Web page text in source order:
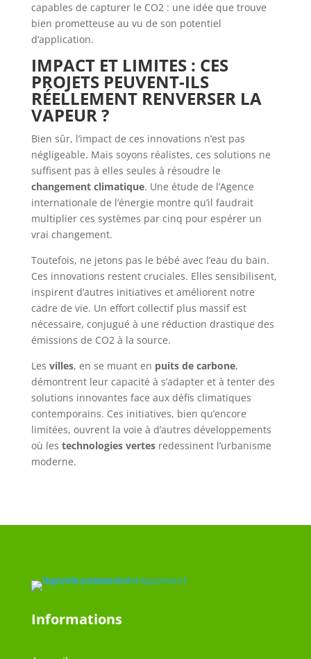
capables de capturer le CO2 : une idée que trouve
bien prometteuse au vu de son potentiel
d’application.
IMPACT ET LIMITES : CES
PROJETS PEUVENT-ILS
RÉELLEMENT RENVERSER LA
VAPEUR ?
Bien sûr, l’impact de ces innovations n’est pas
négligeable. Mais soyons réalistes, ces solutions ne
suffisent pas à elles seules à résoudre le
changement climatique. Une étude de l’Agence
internationale de l’énergie montre qu’il faudrait
multiplier ces systèmes par cinq pour espérer un
vrai changement.
Toutefois, ne jetons pas le bébé avec l’eau du bain.
Ces innovations restent cruciales. Elles sensibilisent,
inspirent d’autres initiatives et améliorent notre
cadre de vie. Un effort collectif plus massif est
nécessaire, conjugué à une réduction drastique des
émissions de CO2 à la source.
Les villes, en se muant en puits de carbone,
démontrent leur capacité à s’adapter et à tenter des
solutions innovantes face aux défis climatiques
contemporains. Ces initiatives, bien qu’encore
limitées, ouvrent la voie à d’autres développements
où les technologies vertesredessinent l’urbanisme
moderne.
Informations